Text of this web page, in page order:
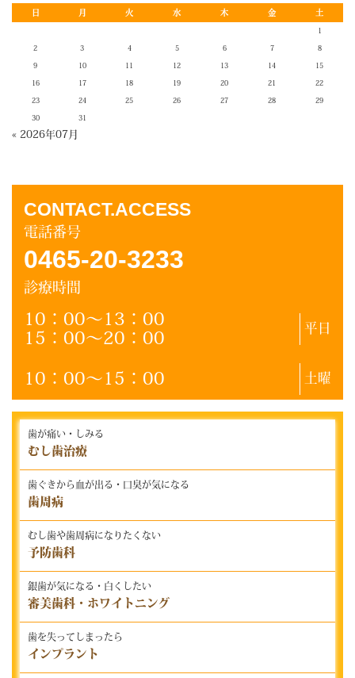
日 月 火 水 木 金 土
2 3 4 5 6 7 8
9 10 12 13 14 15
16 17 18 19 20 21 22
23 24 25 26 27 28 29
30 31
« 2026年07月
CONTACT.ACCESS
電話番号
0465-20-3233
診療時間
10：00～13：00
15：00～20：00
平日
10：00～15：00 土曜
歯が痛い・しみる
むし歯治療
歯ぐきから血が出る・口臭が気になる
歯周病
むし歯や歯周病になりたくない
予防歯科
銀歯が気になる・白くしたい
審美歯科・ホワイトニング
歯を失ってしまったら
インプラント